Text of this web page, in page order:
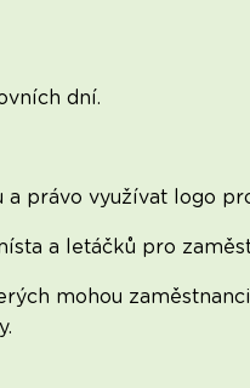
dní.
právo využívat logo
a letáčků pro
mohou